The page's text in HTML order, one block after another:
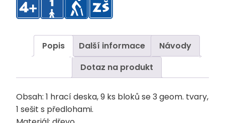
Popis Další informace
Návody
Dotaz na produkt
Obsah: 1 hrací deska, 9 ks bloků se 3 geom. tvary,
1 sešit s předlohami.